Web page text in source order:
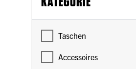
Taschen
Accessoires